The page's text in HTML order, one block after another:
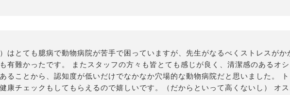
はとても臆病で動物病院が苦手で困っていますが、先生がなるべくストレスが
有難かったです。 またスタッフの方々も皆とても感じが良く、清潔感のあるオ
ることから、認知度が低いだけでなかなか穴場的な動物病院だと思いました。
康チェックもしてもらえるので嬉しいです。（だからといって高くないし） オス